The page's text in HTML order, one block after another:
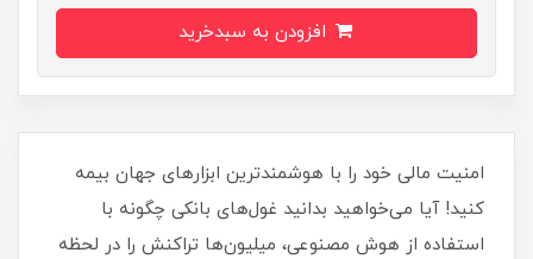
امنیت مالی خود را با هوشمندترین ابزارهای جهان بیمه
کنید! آیا می‌خواهید بدانید غول‌های بانکی چگونه با
استفاده از هوش مصنوعی، میلیون‌ها تراکنش را در لحظه